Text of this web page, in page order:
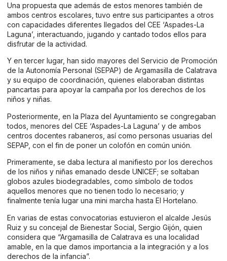
Una propuesta que además de estos menores también de
ambos centros escolares, tuvo entre sus participantes a otros
con capacidades diferentes llegados del CEE ‘Aspades-La
Laguna’, interactuando, jugando y cantado todos ellos para
disfrutar de la actividad.
Y en tercer lugar, han sido mayores del Servicio de Promoción
de la Autonomía Personal (SEPAP) de Argamasilla de Calatrava
y su equipo de coordinación, quienes elaboraban distintas
pancartas para apoyar la campaña por los derechos de los
niños y niñas.
Posteriormente, en la Plaza del Ayuntamiento se congregaban
todos, menores del CEE ‘Aspades-La Laguna’ y de ambos
centros docentes rabaneros, así como personas usuarias del
SEPAP, con el fin de poner un colofón en común unión.
Primeramente, se daba lectura al manifiesto por los derechos
de los niños y niñas emanado desde UNICEF; se soltaban
globos azules biodegradables, como símbolo de todos
aquellos menores que no tienen todo lo necesario; y
finalmente tenía lugar una mini marcha hasta El Hortelano.
En varias de estas convocatorias estuvieron el alcalde Jesús
Ruiz y su concejal de Bienestar Social, Sergio Gijón, quien
considera que “Argamasilla de Calatrava es una localidad
amable, en la que damos importancia a la integración y a los
derechos de la infancia”.